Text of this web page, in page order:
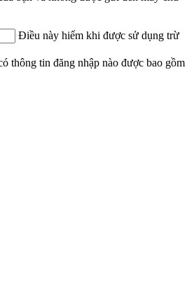
Điều này hiếm khi được sử dụng trừ
thông tin đăng nhập nào được bao gồm